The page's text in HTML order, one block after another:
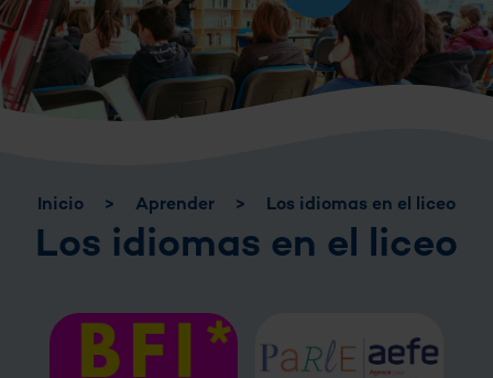
Inicio > Aprender > Los idiomas en el liceo
Los idiomas en el liceo